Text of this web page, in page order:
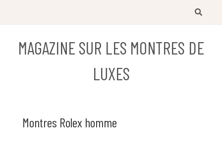
MAGAZINE SUR LES MONTRES DE
LUXES
Montres Rolex homme